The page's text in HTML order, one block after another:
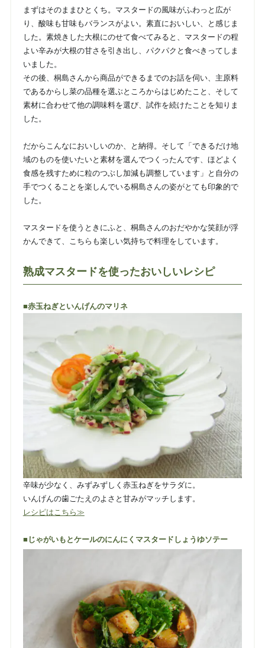
まずはそのままひとくち。マスタードの風味がふわっと広が
り、酸味も甘味もバランスがよい。素直においしい、と感じま
した。素焼きした大根にのせて食べてみると、マスタードの程
よい辛みが大根の甘さを引き出し、パクパクと食べきってしま
いました。
その後、桐島さんから商品ができるまでのお話を伺い、主原料
であるからし菜の品種を選ぶところからはじめたこと、そして
素材に合わせて他の調味料を選び、試作を続けたことを知りま
した。
だからこんなにおいしいのか、と納得。そして「できるだけ地
域のものを使いたいと素材を選んでつくったんです、ほどよく
食感を残すために粒のつぶし加減も調整しています」と自分の
手でつくることを楽しんでいる桐島さんの姿がとても印象的で
した。
マスタードを使うときにふと、桐島さんのおだやかな笑顔が浮
かんできて、こちらも楽しい気持ちで料理をしています。
熟成マスタードを使ったおいしいレシピ
■赤玉ねぎといんげんのマリネ
辛味が少なく、みずみずしく赤玉ねぎをサラダに。
いんげんの歯ごたえのよさと甘みがマッチします。
レシピはこちら≫
■じゃがいもとケールのにんにくマスタードしょうゆソテー